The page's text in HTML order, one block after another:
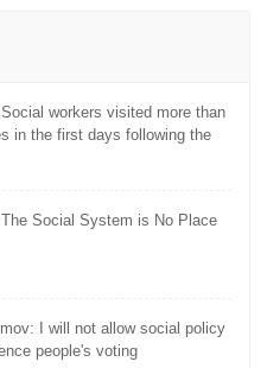
workers visited more than
in the first days following the
Social System is No Place
I will not allow social policy
people's voting